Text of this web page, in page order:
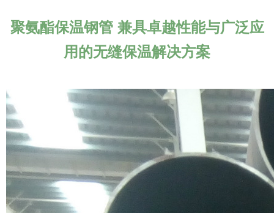
聚氨酯保温钢管 兼具卓越性能与广泛应
用的无缝保温解决方案